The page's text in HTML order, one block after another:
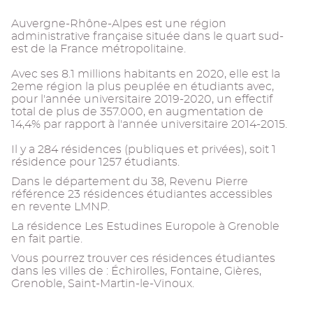
Auvergne-Rhône-Alpes est une région
administrative française située dans le quart sud-
est de la France métropolitaine.
Avec ses 8.1 millions habitants en 2020, elle est la
2eme région la plus peuplée en étudiants avec,
pour l'année universitaire 2019-2020, un effectif
total de plus de 357.000, en augmentation de
14,4% par rapport à l'année universitaire 2014-2015.
Il y a 284 résidences (publiques et privées), soit 1
résidence pour 1257 étudiants.
Dans le département du 38, Revenu Pierre
référence 23 résidences étudiantes accessibles
en revente LMNP.
La résidence Les Estudines Europole à Grenoble
en fait partie.
Vous pourrez trouver ces résidences étudiantes
dans les villes de : Échirolles, Fontaine, Gières,
Grenoble, Saint-Martin-le-Vinoux.